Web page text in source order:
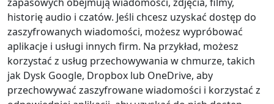
historię audio i czatów. Jeśli chcesz uzyskać dostęp do
zaszyfrowanych wiadomości, możesz wypróbować
aplikacje i usługi innych firm. Na przykład, możesz
korzystać z usług przechowywania w chmurze, takich
jak Dysk Google, Dropbox lub OneDrive, aby
przechowywać zaszyfrowane wiadomości i korzystać z